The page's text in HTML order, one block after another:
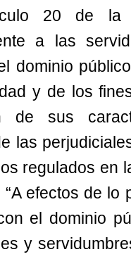
20 de la
a las
dominio
y de los
de sus
las
regulados en
“A efectos de
el dominio
y